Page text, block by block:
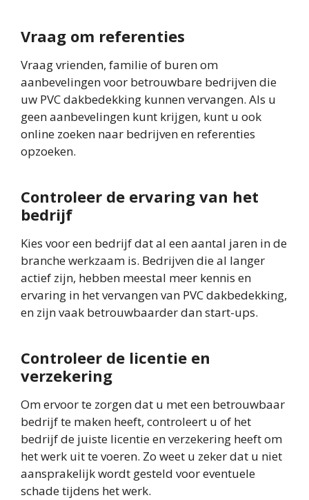
Vraag om referenties
Vraag vrienden, familie of buren om
aanbevelingen voor betrouwbare bedrijven die
uw PVC dakbedekking kunnen vervangen. Als u
geen aanbevelingen kunt krijgen, kunt u ook
online zoeken naar bedrijven en referenties
opzoeken.
Controleer de ervaring van het
bedrijf
Kies voor een bedrijf dat al een aantal jaren in de
branche werkzaam is. Bedrijven die al langer
actief zijn, hebben meestal meer kennis en
ervaring in het vervangen van PVC dakbedekking,
en zijn vaak betrouwbaarder dan start-ups.
Controleer de licentie en
verzekering
Om ervoor te zorgen dat u met een betrouwbaar
bedrijf te maken heeft, controleert u of het
bedrijf de juiste licentie en verzekering heeft om
het werk uit te voeren. Zo weet u zeker dat u niet
aansprakelijk wordt gesteld voor eventuele
schade tijdens het werk.